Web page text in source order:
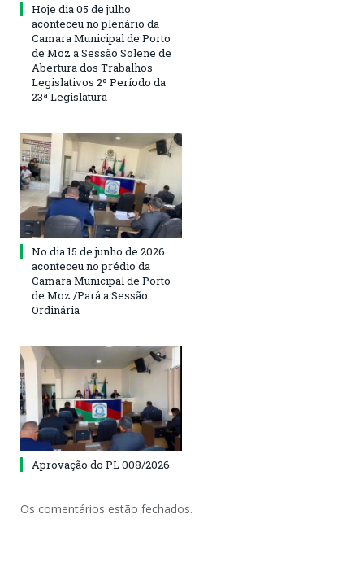
Hoje dia 05 de julho
aconteceu no plenário da
Camara Municipal de Porto
de Moz a Sessão Solene de
Abertura dos Trabalhos
Legislativos 2º Período da
23ª Legislatura
No dia 15 de junho de 2026
aconteceu no prédio da
Camara Municipal de Porto
de Moz /Pará a Sessão
Ordinária
Aprovação do PL 008/2026
Os comentários estão fechados.